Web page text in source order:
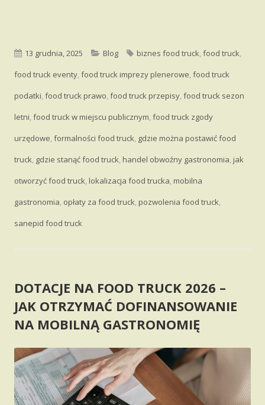
Opublikowano
13 grudnia, 2025 Kategorie
Blog Tagi
biznes food truck,food truck,
food truck eventy,food truck imprezy plenerowe,food truck
podatki,food truck prawo,food truck przepisy,food truck sezon
letni,food truck w miejscu publicznym,food truck zgody
urzędowe,formalności food truck, gdzie można postawić food
truck, gdzie stanąć food truck, handel obwoźny gastronomia, jak
otworzyć food truck, lokalizacja food trucka, mobilna
gastronomia, opłaty za food truck, pozwolenia food truck,
sanepid food truck
DOTACJE NA FOOD TRUCK 2026 –
JAK OTRZYMAĆ DOFINANSOWANIE
NA MOBILNĄ GASTRONOMIĘ